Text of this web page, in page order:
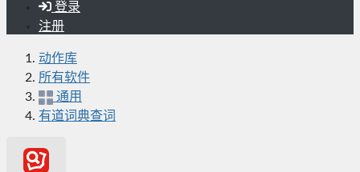
登录
注册
动作库
所有软件
通用
有道词典查词